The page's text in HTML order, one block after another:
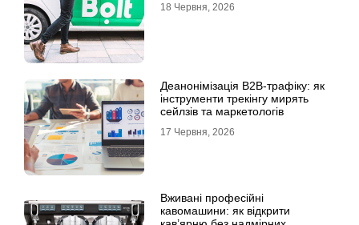
18 Червня, 2026
Деанонімізація B2B-трафіку: як
інструменти трекінгу мирять
сейлзів та маркетологів
17 Червня, 2026
Вживані професійні
кавомашини: як відкрити